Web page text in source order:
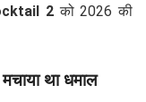
2को 2026 की
था धमाल